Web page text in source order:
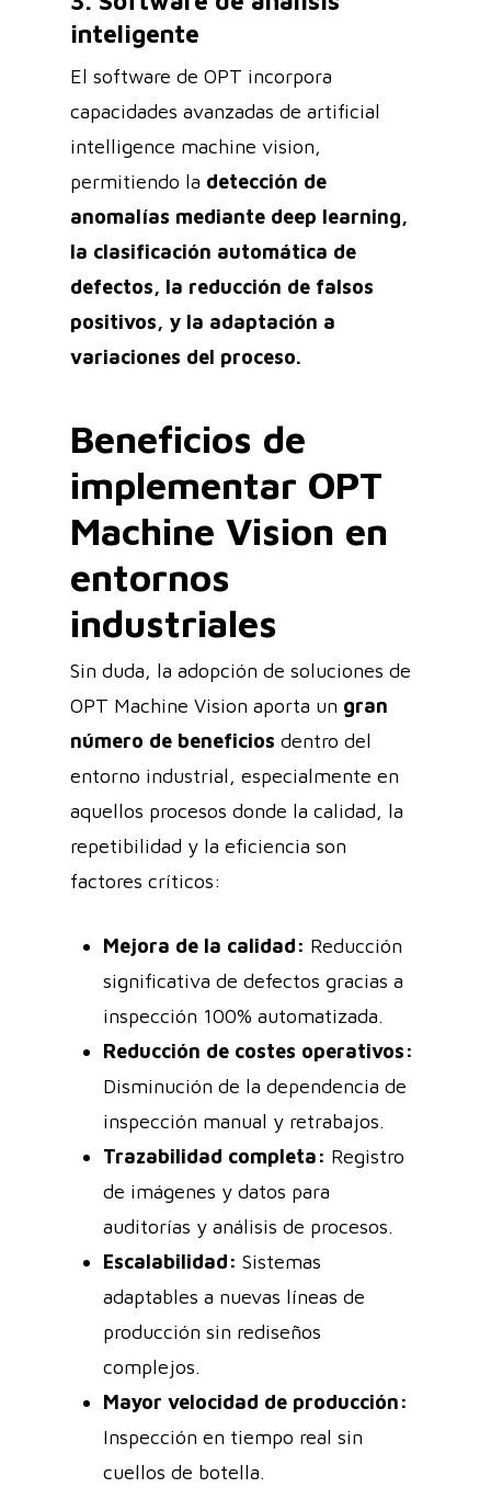
inteligente
El software de OPT incorpora
capacidades avanzadas de artificial
intelligence machine vision,
permitiendo la detección de
anomalías mediante deep learning,
la clasificación automática de
defectos, la reducción de falsos
positivos, y la adaptación a
variaciones del proceso.
Beneficios de
implementar OPT
Machine Vision en
entornos
industriales
Sin duda, la adopción de soluciones de
OPT Machine Vision aporta un gran
número de beneficios dentro del
entorno industrial, especialmente en
aquellos procesos donde la calidad, la
repetibilidad y la eficiencia son
factores críticos:
Mejora de la calidad: Reducción
significativa de defectos gracias a
inspección 100% automatizada.
Reducción de costes operativos:
Disminución de la dependencia de
inspección manual y retrabajos.
Trazabilidad completa: Registro
de imágenes y datos para
auditorías y análisis de procesos.
Escalabilidad: Sistemas
adaptables a nuevas líneas de
producción sin rediseños
complejos.
Mayor velocidad de producción:
Inspección en tiempo real sin
cuellos de botella.